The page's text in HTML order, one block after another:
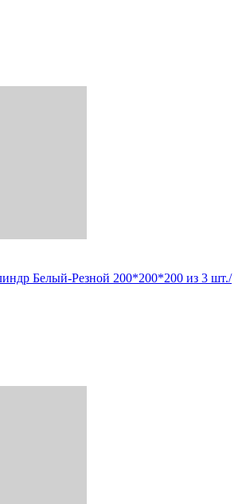
Белый-Резной 200*200*200 из 3 шт./